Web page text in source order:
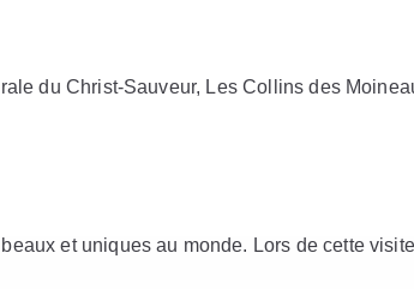
du Christ-Sauveur, Les Collins des
et uniques au monde. Lors de cette